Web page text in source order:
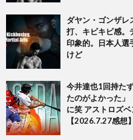
ダヤン・ゴンザレ
打、キビキビ感。
印象的。日本人選
けど
今井達也1回持た
たのがよかった」
に笑 アストロズ
【2026.7.27感想】